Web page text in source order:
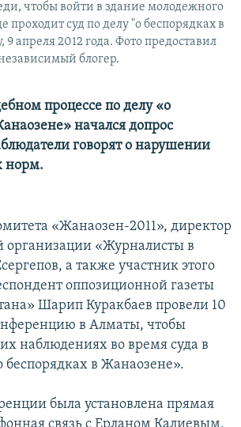
чтобы войти в здание молодежного
проходит суд по делу "о беспорядках в
апреля 2012 года. Фото предоставил
блогер.
процессе по делу «о
начался допрос
говорят о нарушении
норм.
«Жанаозен-2011», директор
организации «Журналисты в
а также участник этого
оппозиционной газеты
Шарип Куракбаев провели 10
в Алматы, чтобы
наблюдениях во время суда в
беспорядках в Жанаозене».
была установлена прямая